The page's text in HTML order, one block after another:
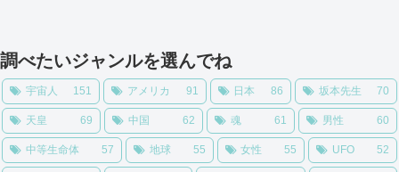
調べたいジャンルを選んでね
宇宙人 151 アメリカ 91 日本 86 坂本先生 70
天皇 69 中国 62 魂 61 男性 60
中等生命体 57 地球 55 女性 55 UFO 52